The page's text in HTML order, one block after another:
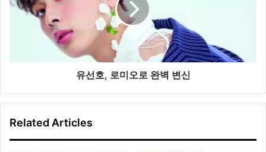
완
유선호, 로미오로 완벽 변신
Related Articles